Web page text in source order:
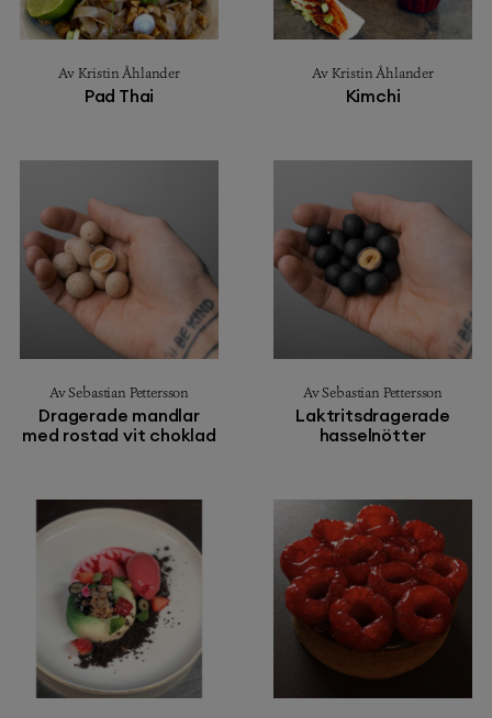
Av Kristin Åhlander
Pad Thai
Av Kristin Åhlander
Kimchi
Av Sebastian Pettersson
Dragerade mandlar
med rostad vit choklad
Av Sebastian Pettersson
Laktritsdragerade
hasselnötter